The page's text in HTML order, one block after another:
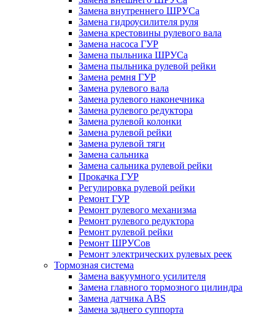
Замена внутреннего ШРУСа
Замена гидроусилителя руля
Замена крестовины рулевого вала
Замена насоса ГУР
Замена пыльника ШРУСа
Замена пыльника рулевой рейки
Замена ремня ГУР
Замена рулевого вала
Замена рулевого наконечника
Замена рулевого редуктора
Замена рулевой колонки
Замена рулевой рейки
Замена рулевой тяги
Замена сальника
Замена сальника рулевой рейки
Прокачка ГУР
Регулировка рулевой рейки
Ремонт ГУР
Ремонт рулевого механизма
Ремонт рулевого редуктора
Ремонт рулевой рейки
Ремонт ШРУСов
Ремонт электрических рулевых реек
Тормозная система
Замена вакуумного усилителя
Замена главного тормозного цилиндра
Замена датчика ABS
Замена заднего суппорта